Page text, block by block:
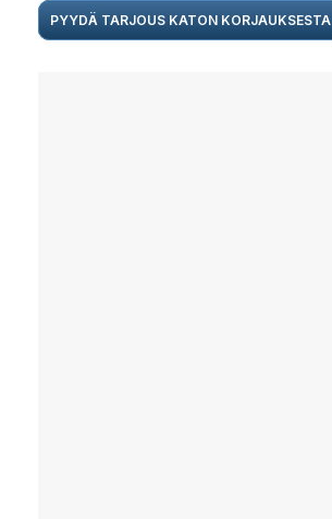
PYYDÄ TARJOUS KATON KORJAUKSESTA